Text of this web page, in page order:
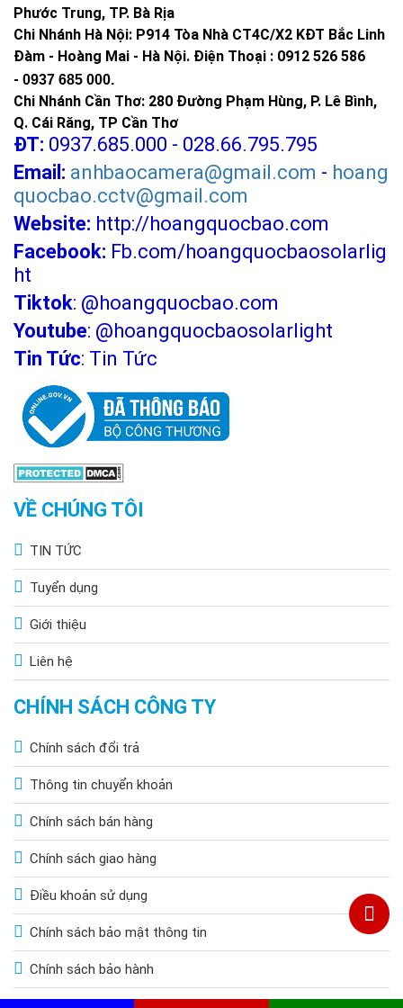
Phước Trung, TP. Bà Rịa
Chi Nhánh Hà Nội: P914 Tòa Nhà CT4C/X2 KĐT Bắc Linh
Đàm - Hoàng Mai - Hà Nội. Điện Thoại : 0912 526 586
- 0937 685 000.
Chi Nhánh Cần Thơ: 280 Đường Phạm Hùng, P. Lê Bình,
Q. Cái Răng, TP Cần Thơ
ĐT: 0937.685.000 - 028.66.795.795
Email: anhbaocamera@gmail.com - hoang
quocbao.cctv@gmail.com
Website: http://hoangquocbao.com
Facebook: Fb.com/hoangquocbaosolarlig
ht
Tiktok: @hoangquocbao.com
Youtube: @hoangquocbaosolarlight
Tin Tức: Tin Tức
VỀ CHÚNG TÔI
TIN TỨC
Tuyển dụng
Giới thiệu
Liên hệ
CHÍNH SÁCH CÔNG TY
Chính sách đổi trả
Thông tin chuyển khoản
Chính sách bán hàng
Chính sách giao hàng
Điều khoản sử dụng
Chính sách bảo mật thông tin
Chính sách bảo hành